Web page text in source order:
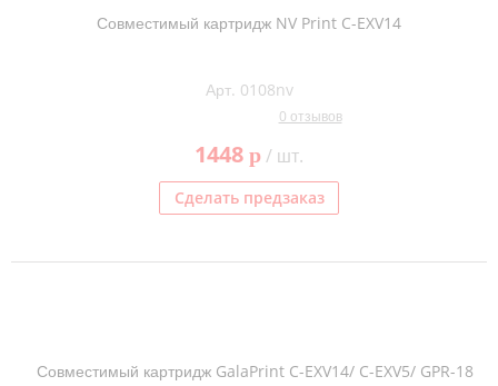
Совместимый картридж NV Print C-EXV14
Арт. 0108nv
0 отзывов
1448 p/ шт.
Сделать предзаказ
Совместимый картридж GalaPrint C-EXV14/ C-EXV5/ GPR-18